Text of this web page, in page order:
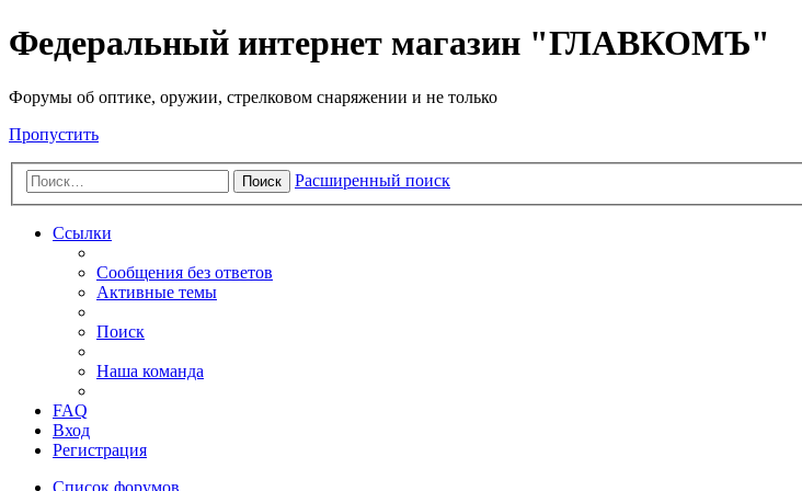
Федеральный интернет магазин "ГЛАВКОМЪ"
Форумы об оптике, оружии, стрелковом снаряжении и не только
Пропустить
Поиск Расширенный поиск
Ссылки
Сообщения без ответов
Активные темы
Поиск
Наша команда
FAQ
Вход
Регистрация